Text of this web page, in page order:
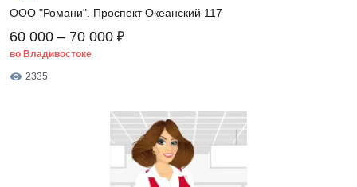
ООО "Романи". Проспект Океанский 117
60 000 – 70 000 ₽
во Владивостоке
2335